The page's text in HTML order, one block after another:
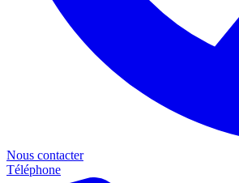
Nous contacter
Téléphone